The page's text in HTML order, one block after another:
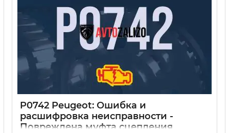
P0742 Peugeot: Ошибка и
расшифровка неисправности -
Повреждена муфта сцепления